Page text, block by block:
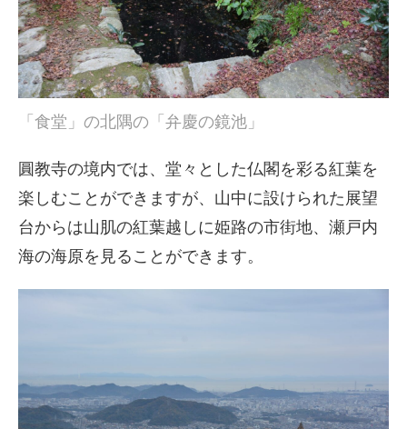
「食堂」の北隅の「弁慶の鏡池」
圓教寺の境内では、堂々とした仏閣を彩る紅葉を
楽しむことができますが、山中に設けられた展望
台からは山肌の紅葉越しに姫路の市街地、瀬戸内
海の海原を見ることができます。